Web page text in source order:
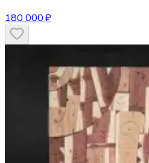
180 000 ₽